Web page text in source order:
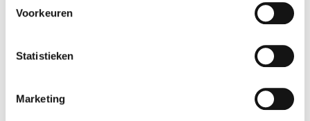
Voorkeuren
Statistieken
Marketing
Bij inschrijving gaat u akkoord met ons
Aanvullingen